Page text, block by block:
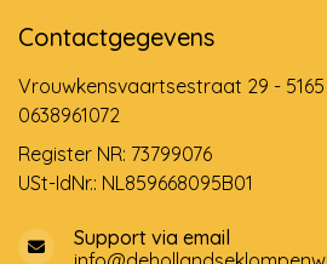
Contactgegevens
Vrouwkensvaartsestraat 29 -
0638961072
Register NR: 73799076
USt-IdNr.: NL859668095B01
Support via email